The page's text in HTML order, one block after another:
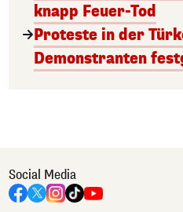
knapp Feuer-Tod
Proteste in der
Demonstranten
Social Media